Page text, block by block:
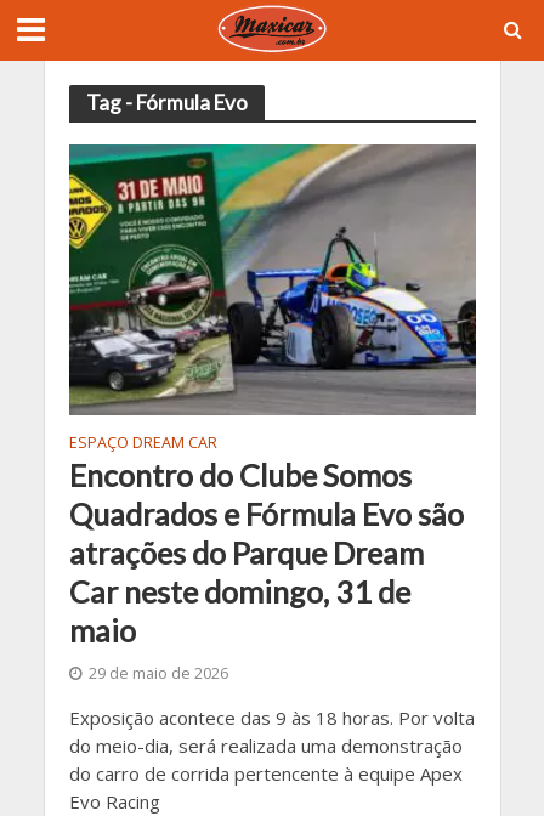
Tag - Fórmula Evo
ESPAÇO DREAM CAR
Encontro do Clube Somos
Quadrados e Fórmula Evo são
atrações do Parque Dream
Car neste domingo, 31 de
maio
29 de maio de 2026
Exposição acontece das 9 às 18 horas. Por volta
do meio-dia, será realizada uma demonstração
do carro de corrida pertencente à equipe Apex
Evo Racing